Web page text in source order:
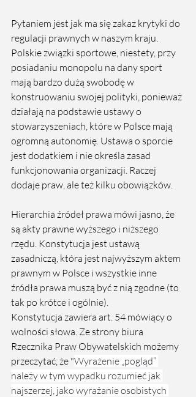
Pytaniem jest jak ma się zakaz krytyki do
regulacji prawnych w naszym kraju.
Polskie związki sportowe, niestety, przy
posiadaniu monopolu na dany sport
mają bardzo dużą swobodę w
konstruowaniu swojej polityki, ponieważ
działają na podstawie ustawy o
stowarzyszeniach, które w Polsce mają
ogromną autonomię. Ustawa o sporcie
jest dodatkiem i nie określa zasad
funkcjonowania organizacji. Raczej
dodaje praw, ale też kilku obowiązków.
Hierarchia źródeł prawa mówi jasno, że
są akty prawne wyższego i niższego
rzędu. Konstytucja jest ustawą
zasadniczą, która jest najwyższym aktem
prawnym w Polsce i wszystkie inne
źródła prawa muszą być z nią zgodne (to
tak po krótce i ogólnie).
Konstytucja zawiera art. 54 mówiący o
wolności słowa. Ze strony biura
Rzecznika Praw Obywatelskich możemy
przeczytać, że "Wyrażenie „pogląd”
należy w tym wypadku rozumieć jak
najszerzej, jako wyrażanie osobistych